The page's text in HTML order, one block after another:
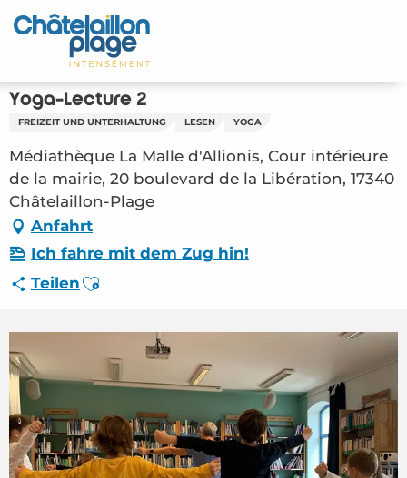
Aller
au
principal
Startseite - DE
Entdecken Sie
Aktivitäten
Zu leben
Treffpunkt
Yoga-Lecture 2
FREIZEIT UND UNTERHALTUNG LESEN YOGA
Médiathèque La Malle d'Allionis, Cour intérieure
de la mairie, 20 boulevard de la Libération, 17340
Châtelaillon-Plage
Anfahrt
Ich fahre mit dem Zug hin!
Teilen Ajouter aux favoris